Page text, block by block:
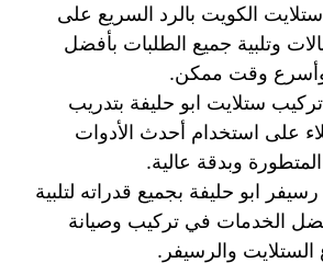
الكويت بالرد السريع على
وتلبية جميع الطلبات بأفضل
وقت ممكن.
ستلايت ابو حليفة بتدريب
على استخدام أحدث الأدوات
وبدقة عالية.
ابو حليفة بجميع قدراته لتلبية
الخدمات في تركيب وصيانة
الستلايت والرسيفر.